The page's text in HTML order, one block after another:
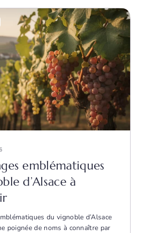
emblématiques
d’Alsace à
du vignoble d’Alsace
poignée de noms à connaître par